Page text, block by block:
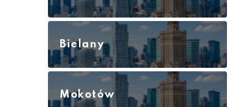
Bielany
Mokotów